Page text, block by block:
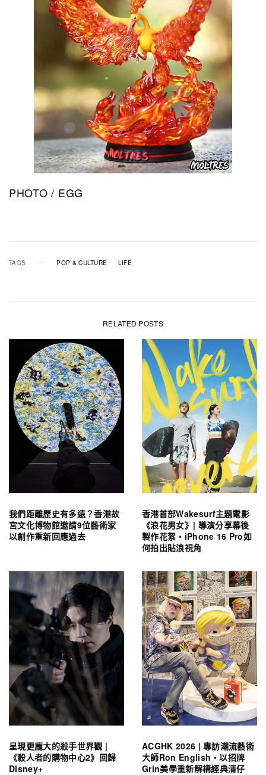
PHOTO / EGG
TAGS POP & CULTURE LIFE
RELATED POSTS
我們距離歷史有多遠？香港故
宮文化博物館邀請9位藝術家
以創作重新回應過去
香港首部Wakesurf主題電影
《浪花男女》| 導演分享幕後
製作花絮・iPhone 16 Pro如
何拍出貼浪視角
呈現更龐大的殺手世界觀 |
《殺人者的購物中心2》回歸
Disney+
ACGHK 2026 | 專訪潮流藝術
大師Ron English・以招牌
Grin美學重新解構經典清仔